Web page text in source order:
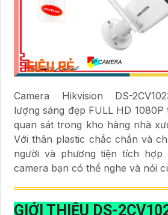
Camera Hikvision DS-
lượng sáng đẹp FULL HD
quan sát trong kho hàng nhà
Với thân plastic chắc chắn và
người và phương tiện tích
camera bạn có thể nghe và nói
GIỚI THIỆU DS-